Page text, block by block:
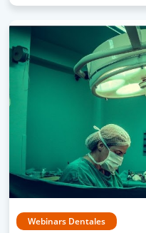
Webinars Dentales